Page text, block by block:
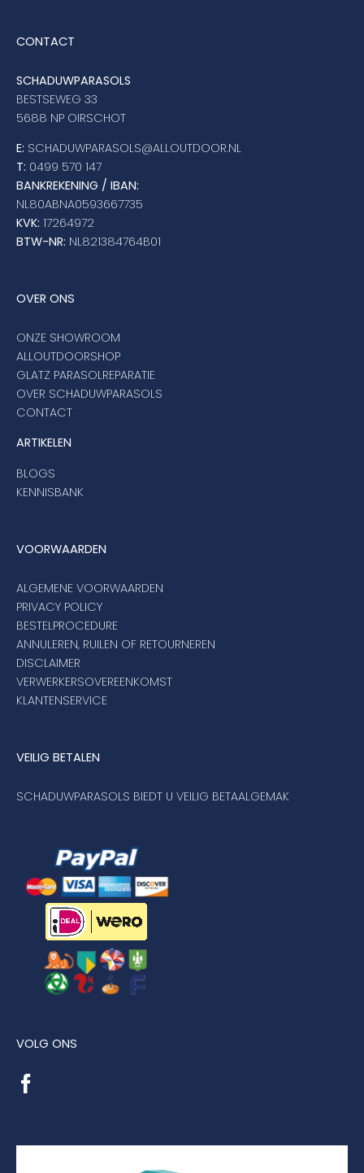
CONTACT
SCHADUWPARASOLS
BESTSEWEG 33
5688 NP OIRSCHOT
E: SCHADUWPARASOLS@ALLOUTDOOR.NL
T: 0499 570 147
BANKREKENING / IBAN:
NL80ABNA0593667735
KVK: 17264972
BTW-NR: NL821384764B01
OVER ONS
ONZE SHOWROOM
ALLOUTDOORSHOP
GLATZ PARASOLREPARATIE
OVER SCHADUWPARASOLS
CONTACT
ARTIKELEN
BLOGS
KENNISBANK
VOORWAARDEN
ALGEMENE VOORWAARDEN
PRIVACY POLICY
BESTELPROCEDURE
ANNULEREN, RUILEN OF RETOURNEREN
DISCLAIMER
VERWERKERSOVEREENKOMST
KLANTENSERVICE
VEILIG BETALEN
SCHADUWPARASOLS BIEDT U VEILIG BETAALGEMAK
VOLG ONS